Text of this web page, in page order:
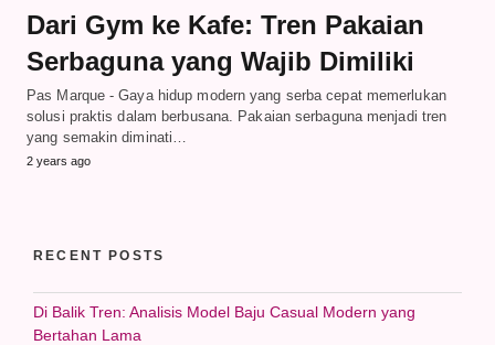
Dari Gym ke Kafe: Tren Pakaian
Serbaguna yang Wajib Dimiliki
Pas Marque - Gaya hidup modern yang serba cepat memerlukan
solusi praktis dalam berbusana. Pakaian serbaguna menjadi tren
yang semakin diminati…
2 years ago
RECENT POSTS
Di Balik Tren: Analisis Model Baju Casual Modern yang
Bertahan Lama